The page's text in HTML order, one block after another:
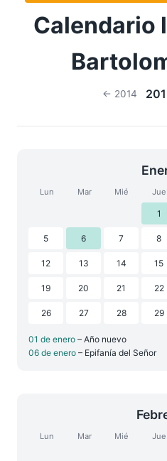
Calendario
← 2014
Lun Mar Mié Jue
1
5 6 7 8
12 13 14 15
19 20 21 22
26 27 28 29
01 de enero – Año nuevo
06 de enero – Epifanía del Señor
Lun Mar Mié Jue